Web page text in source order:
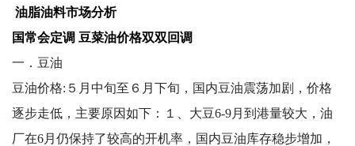
油脂油料市场分析
国常会定调 豆菜油价格双双回调
一．豆油
豆油价格:５月中旬至６月下旬，国内豆油震荡加剧，价格
逐步走低，主要原因如下：１、大豆6-9月到港量较大，油
厂在6月仍保持了较高的开机率，国内豆油库存稳步增加，